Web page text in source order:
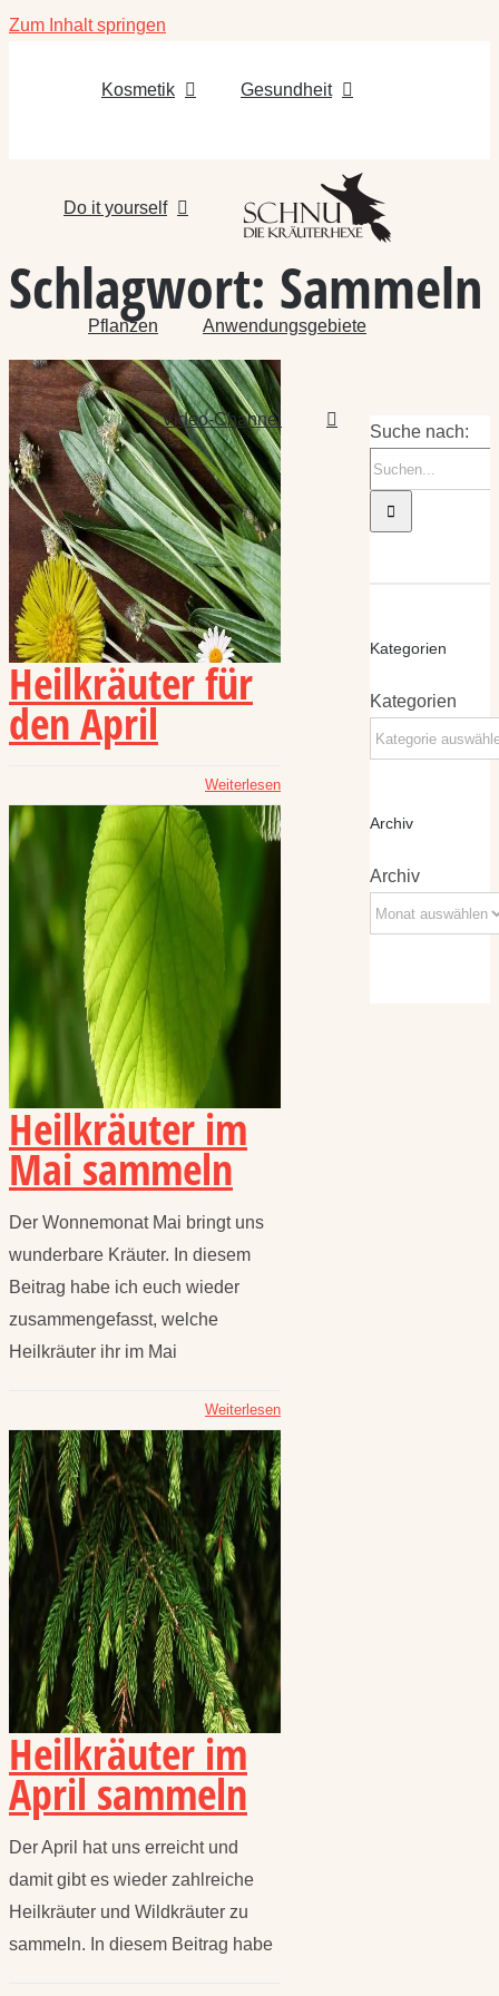
Zum Inhalt springen
Kosmetik Gesundheit
Do it yourself
Pflanzen Anwendungsgebiete
Video-Channel
Schlagwort: Sammeln
Heilkräuter für
den April
Weiterlesen
Heilkräuter im
Mai sammeln
Der Wonnemonat Mai bringt uns
wunderbare Kräuter. In diesem
Beitrag habe ich euch wieder
zusammengefasst, welche
Heilkräuter ihr im Mai
Weiterlesen
Heilkräuter im
April sammeln
Der April hat uns erreicht und
damit gibt es wieder zahlreiche
Heilkräuter und Wildkräuter zu
sammeln. In diesem Beitrag habe
Suche nach:
Kategorien
Kategorien
Archiv
Archiv